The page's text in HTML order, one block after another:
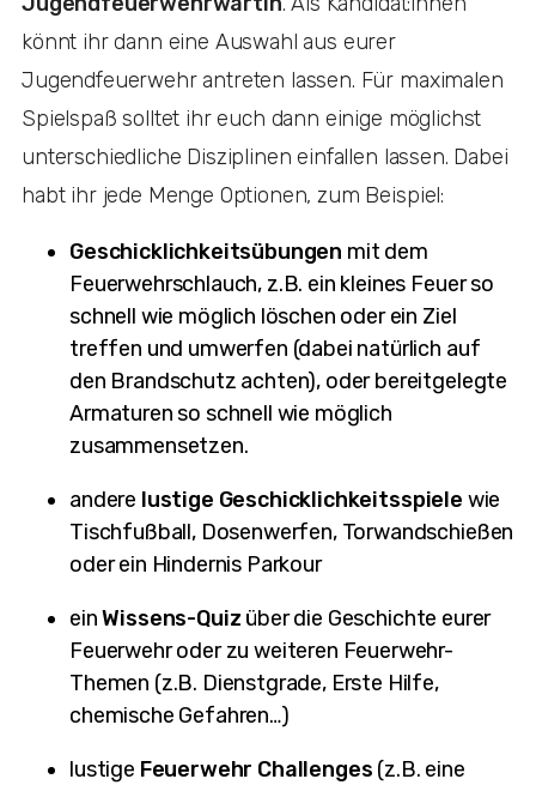
könnt ihr dann eine Auswahl aus eurer
Jugendfeuerwehr antreten lassen. Für maximalen
Spielspaß solltet ihr euch dann einige möglichst
unterschiedliche Disziplinen einfallen lassen. Dabei
habt ihr jede Menge Optionen, zum Beispiel:
Geschicklichkeitsübungen mit dem
Feuerwehrschlauch, z.B. ein kleines Feuer so
schnell wie möglich löschen oder ein Ziel
treffen und umwerfen (dabei natürlich auf
den Brandschutz achten), oder bereitgelegte
Armaturen so schnell wie möglich
zusammensetzen.
andere lustige Geschicklichkeitsspiele wie
Tischfußball, Dosenwerfen, Torwandschießen
oder ein Hindernis Parkour
einWissens-Quiz über die Geschichte eurer
Feuerwehr oder zu weiteren Feuerwehr-
Themen (z.B. Dienstgrade, Erste Hilfe,
chemische Gefahren…)
lustige Feuerwehr Challenges (z.B. eine